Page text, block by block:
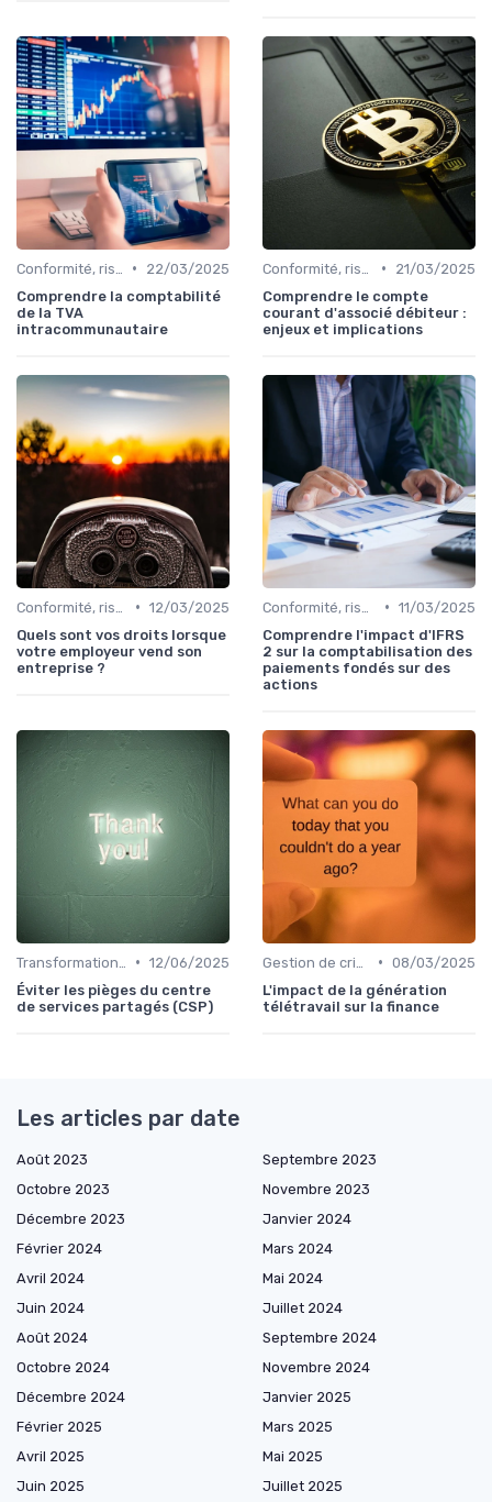
•
22/03/2025
Comprendre la comptabilité
de la TVA
intracommunautaire
•
21/03/2025
Comprendre le compte
courant d'associé débiteur :
enjeux et implications
• 12/03/2025
Quels sont vos droits lorsque
votre employeur vend son
entreprise ?
• 11/03/2025
Comprendre l'impact d'IFRS
2 sur la comptabilisation des
paiements fondés sur des
actions
• 12/06/2025
Éviter les pièges du centre
de services partagés (CSP)
• 08/03/2025
L'impact de la génération
télétravail sur la finance
Les articles par date
Août 2023
Septembre 2023
Octobre 2023
Novembre 2023
Décembre 2023
Janvier 2024
Février 2024
Mars 2024
Avril 2024
Mai 2024
Juin 2024
Juillet 2024
Août 2024
Septembre 2024
Octobre 2024
Novembre 2024
Décembre 2024
Janvier 2025
Février 2025
Mars 2025
Avril 2025
Mai 2025
Juin 2025
Juillet 2025